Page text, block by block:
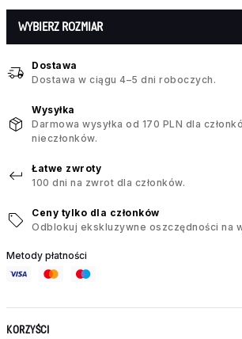
WYBIERZ ROZMIAR
Dostawa
Dostawa w ciągu 4–5 dni roboczych.
Wysyłka
Darmowa wysyłka od 170 PLN dla
nieczłonków.
Łatwe zwroty
100 dni na zwrot dla członków.
Ceny tylko dla członków
Odblokuj ekskluzywne oszczędności na
Metody płatności
KORZYŚCI